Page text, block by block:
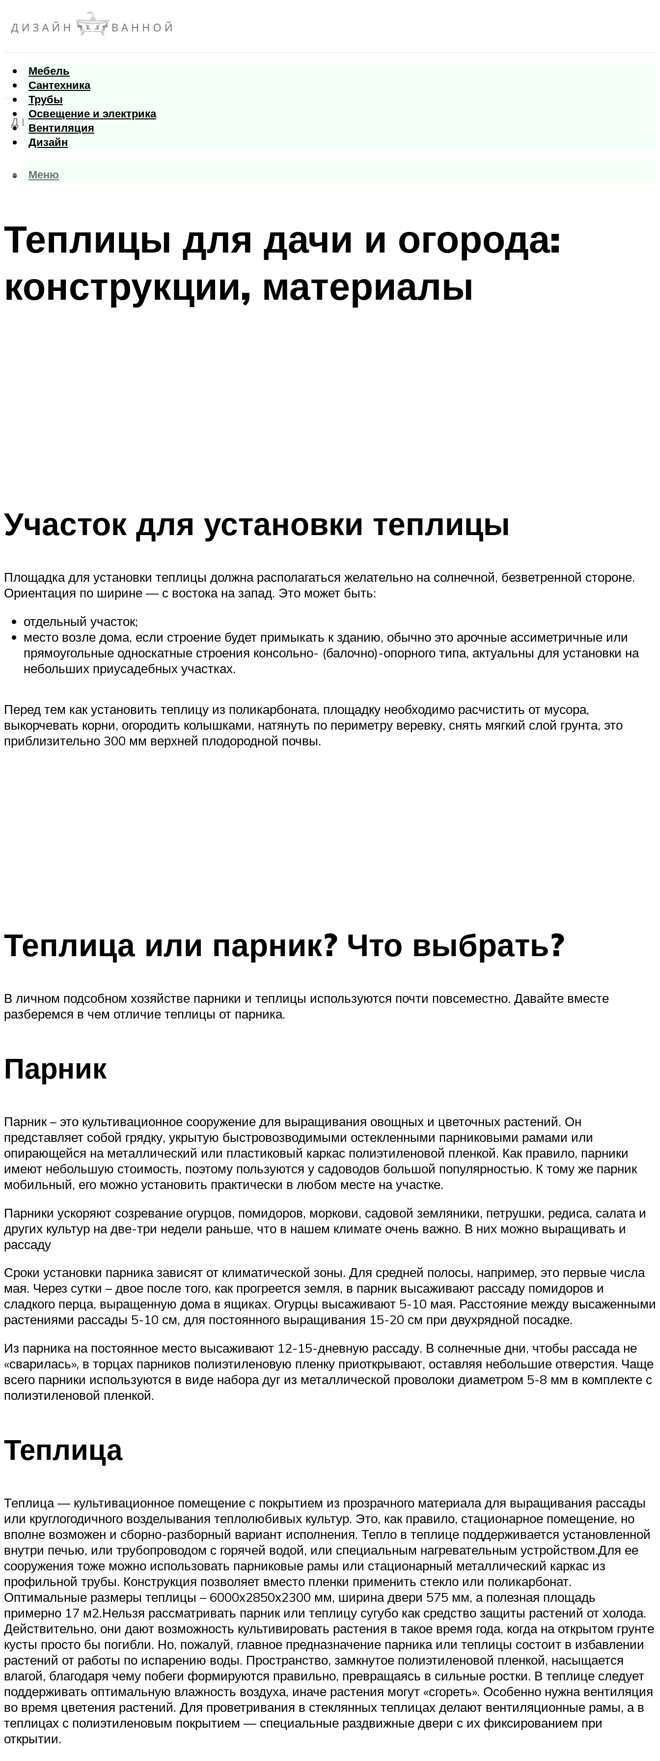
Мебель
Сантехника
Трубы
Освещение и электрика
Вентиляция
Дизайн
Меню
Меню
Теплицы для дачи и огорода:
конструкции, материалы
Участок для установки теплицы
Площадка для установки теплицы должна располагаться желательно на солнечной, безветренной стороне.
Ориентация по ширине — с востока на запад. Это может быть:
отдельный участок;
место возле дома, если строение будет примыкать к зданию, обычно это арочные ассиметричные или
прямоугольные односкатные строения консольно- (балочно)-опорного типа, актуальны для установки на
небольших приусадебных участках.
Перед тем как установить теплицу из поликарбоната, площадку необходимо расчистить от мусора,
выкорчевать корни, огородить колышками, натянуть по периметру веревку, снять мягкий слой грунта, это
приблизительно 300 мм верхней плодородной почвы.
Теплица или парник? Что выбрать?
В личном подсобном хозяйстве парники и теплицы используются почти повсеместно. Давайте вместе
разберемся в чем отличие теплицы от парника.
Парник
Парник – это культивационное сооружение для выращивания овощных и цветочных растений. Он
представляет собой грядку, укрытую быстровозводимыми остекленными парниковыми рамами или
опирающейся на металлический или пластиковый каркас полиэтиленовой пленкой. Как правило, парники
имеют небольшую стоимость, поэтому пользуются у садоводов большой популярностью. К тому же парник
мобильный, его можно установить практически в любом месте на участке.
Парники ускоряют созревание огурцов, помидоров, моркови, садовой земляники, петрушки, редиса, салата и
других культур на две-три недели раньше, что в нашем климате очень важно. В них можно выращивать и
рассаду
Сроки установки парника зависят от климатической зоны. Для средней полосы, например, это первые числа
мая. Через сутки – двое после того, как прогреется земля, в парник высаживают рассаду помидоров и
сладкого перца, выращенную дома в ящиках. Огурцы высаживают 5-10 мая. Расстояние между высаженными
растениями рассады 5-10 см, для постоянного выращивания 15-20 см при двухрядной посадке.
Из парника на постоянное место высаживают 12-15-дневную рассаду. В солнечные дни, чтобы рассада не
«сварилась», в торцах парников полиэтиленовую пленку приоткрывают, оставляя небольшие отверстия. Чаще
всего парники используются в виде набора дуг из металлической проволоки диаметром 5-8 мм в комплекте с
полиэтиленовой пленкой.
Теплица
Теплица — культивационное помещение с покрытием из прозрачного материала для выращивания рассады
или круглогодичного возделывания теплолюбивых культур. Это, как правило, стационарное помещение, но
вполне возможен и сборно-разборный вариант исполнения. Тепло в теплице поддерживается установленной
внутри печью, или трубопроводом с горячей водой, или специальным нагревательным устройством.Для ее
сооружения тоже можно использовать парниковые рамы или стационарный металлический каркас из
профильной трубы. Конструкция позволяет вместо пленки применить стекло или поликарбонат.
Оптимальные размеры теплицы – 6000х2850х2300 мм, ширина двери 575 мм, а полезная площадь
примерно 17 м2.Нельзя рассматривать парник или теплицу сугубо как средство защиты растений от холода.
Действительно, они дают возможность культивировать растения в такое время года, когда на открытом грунте
кусты просто бы погибли. Но, пожалуй, главное предназначение парника или теплицы состоит в избавлении
растений от работы по испарению воды. Пространство, замкнутое полиэтиленовой пленкой, насыщается
влагой, благодаря чему побеги формируются правильно, превращаясь в сильные ростки. В теплице следует
поддерживать оптимальную влажность воздуха, иначе растения могут «сгореть». Особенно нужна вентиляция
во время цветения растений. Для проветривания в стеклянных теплицах делают вентиляционные рамы, а в
теплицах с полиэтиленовым покрытием — специальные раздвижные двери с их фиксированием при
открытии.